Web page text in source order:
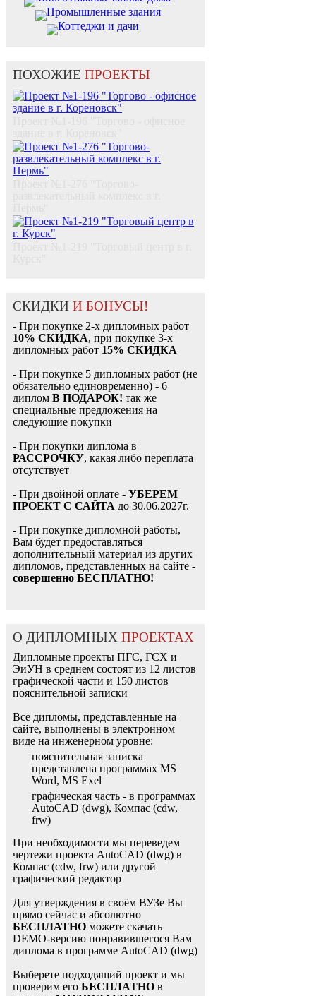
Промышленные здания
Коттеджи и дачи
ПОХОЖИЕ ПРОЕКТЫ
СКИДКИ И БОНУСЫ!
- При покупке 2-х дипломных работ
10% СКИДКА, при покупке 3-х
дипломных работ 15% СКИДКА
- При покупке 5 дипломных работ (не
обязательно единовременно) - 6
диплом В ПОДАРОК! так же
специальные предложения на
следующие покупки
- При покупки диплома в
РАССРОЧКУ, какая либо переплата
отсутствует
- При двойной оплате - УБЕРЕМ
ПРОЕКТ С САЙТА до 30.06.2027г.
- При покупке дипломной работы,
Вам будет предоставляться
дополнительный материал из других
дипломов, представленных на сайте -
совершенно БЕСПЛАТНО!
О ДИПЛОМНЫХ ПРОЕКТАХ
Дипломные проекты ПГС, ГСХ и
ЭиУН в среднем состоят из 12 листов
графической части и 150 листов
пояснительной записки
Все дипломы, представленные на
сайте, выполнены в электронном
виде на инженерном уровне:
пояснительная записка
представлена программах MS
Word, MS Exel
графическая часть - в программах
AutoCAD (dwg), Компас (cdw,
frw)
При необходимости мы переведем
чертежи проекта AutoCAD (dwg) в
Компас (cdw, frw) или другой
графический редактор
Для утверждения в своём ВУЗе Вы
прямо сейчас и абсолютно
БЕСПЛАТНО можете скачать
DEMO-версию понравившегося Вам
диплома в программе AutoCAD (dwg)
Выберете подходящий проект и мы
проверим его БЕСПЛАТНО в